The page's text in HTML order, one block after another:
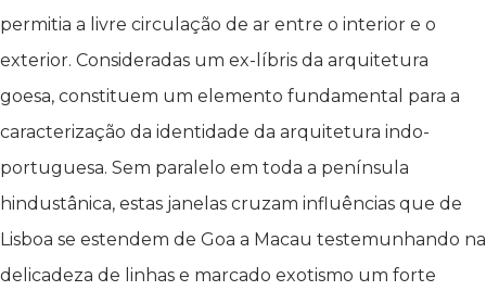
permitia a livre circulação de ar entre o interior e o
exterior. Consideradas um ex-líbris da arquitetura
goesa, constituem um elemento fundamental para a
caracterização da identidade da arquitetura indo-
portuguesa. Sem paralelo em toda a península
hindustânica, estas janelas cruzam influências que de
Lisboa se estendem de Goa a Macau testemunhando na
delicadeza de linhas e marcado exotismo um forte